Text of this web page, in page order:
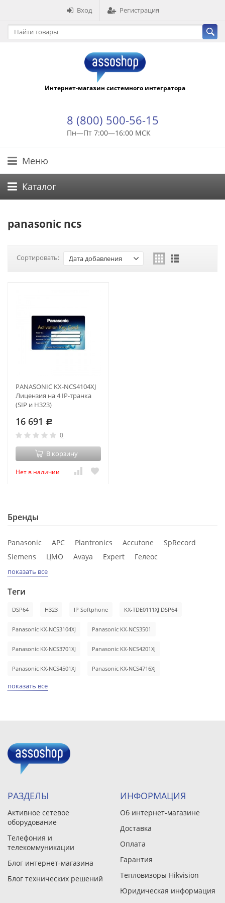
Вход Регистрация
Интернет-магазин системного интегратора
8 (800) 500-56-15
Пн—Пт 7:00—16:00 МСК
Меню
Каталог
panasonic ncs
Сортировать: Дата добавления
PANASONIC KX-NCS4104XJ
Лицензия на 4 IP-транка
(SIP и H323)
16 691 Р
0
В корзину
Нет в наличии
Бренды
Panasonic APC Plantronics Accutone
SpRecord
Siemens
ЦМО Avaya Expert Гелеос
показать все
Теги
DSP64 H323 IP Softphone KX-TDE0111XJ DSP64
Panasonic KX-NCS3104XJ Panasonic KX-NCS3501
Panasonic KX-NCS3701XJ Panasonic KX-NCS4201XJ
Panasonic KX-NCS4501XJ Panasonic KX-NCS4716XJ
показать все
РАЗДЕЛЫ
Активное сетевое
оборудование
Телефония и
телекоммуникации
Блог интернет-магазина
Блог технических решений
ИНФОРМАЦИЯ
Об интернет-магазине
Доставка
Оплата
Гарантия
Тепловизоры Hikvision
Юридическая информация